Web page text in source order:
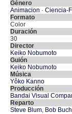
Género
Animacion · Ciencia-
Formato
Color
Duración
30
Director
Keiko Nobumoto
Guión
Keiko Nobumoto
Música
Yôko Kanno
Producción
Bandai Visual
Reparto
Steve Blum, Bob